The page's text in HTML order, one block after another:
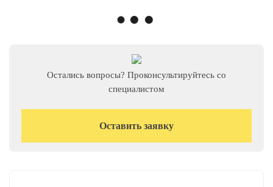
Остались вопросы? Проконсультируйтесь со
специалистом
Оставить заявку